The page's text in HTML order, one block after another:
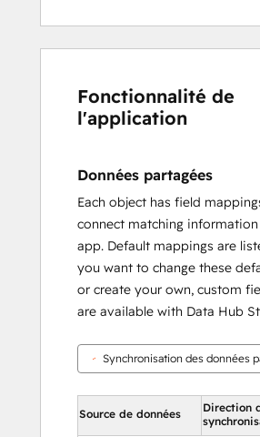
Fonctionnalité de
l'application
Données partagées
Each object has field
connect matching
app. Default mappings are
you want to change these
or create your own, custom
are available with Data Hub
Synchronisation des données
Source de données
Direction